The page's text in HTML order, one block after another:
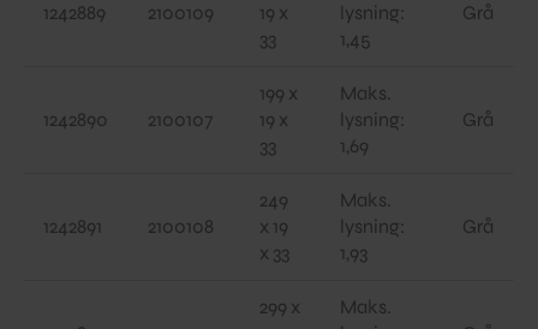
1242889 2100109
19 x
33
lysning:
1,45
Grå
1242890 2100107
199 x
19 x
33
Maks.
lysning:
1,69
Grå
1242891 2100108
249
x 19
x 33
Maks.
lysning:
1,93
Grå
299 x
Maks.